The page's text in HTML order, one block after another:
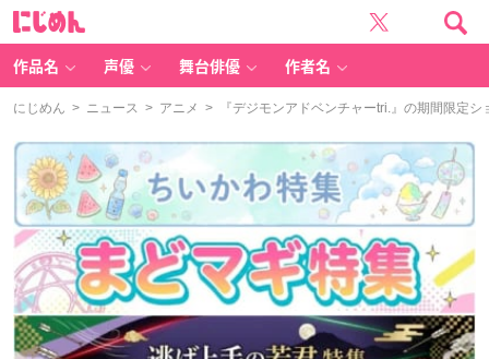
作品名 声優 舞台俳優 作者名
にじめん > ニュース > アニメ > 『デジモンアドベンチャーtri.』の期間限定